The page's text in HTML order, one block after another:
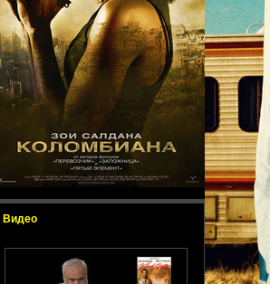
Видео